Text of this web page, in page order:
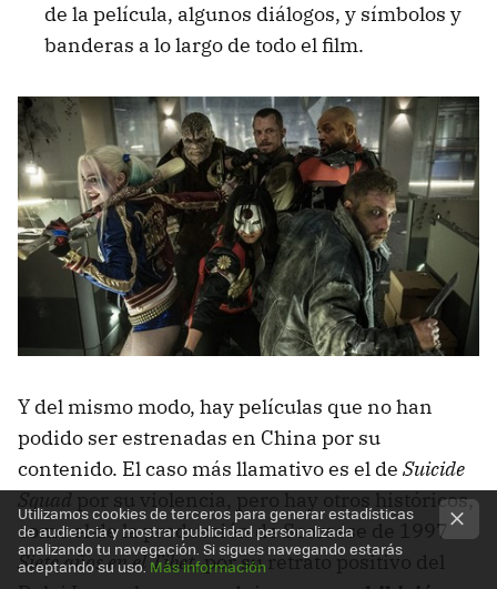
de la película, algunos diálogos, y símbolos y
banderas a lo largo de todo el film.
Y del mismo modo, hay películas que no han
podido ser estrenadas en China por su
contenido. El caso más llamativo es el de Suicide
Squad por su violencia, pero hay otros históricos,
como el de la producción de Scorsese de 1997
Siete años en el Tibet, por su retrato positivo del
Utilizamos cookies de terceros para generar estadísticas
de audiencia y mostrar publicidad personalizada
analizando tu navegación. Si sigues navegando estarás
aceptando su uso. Más información